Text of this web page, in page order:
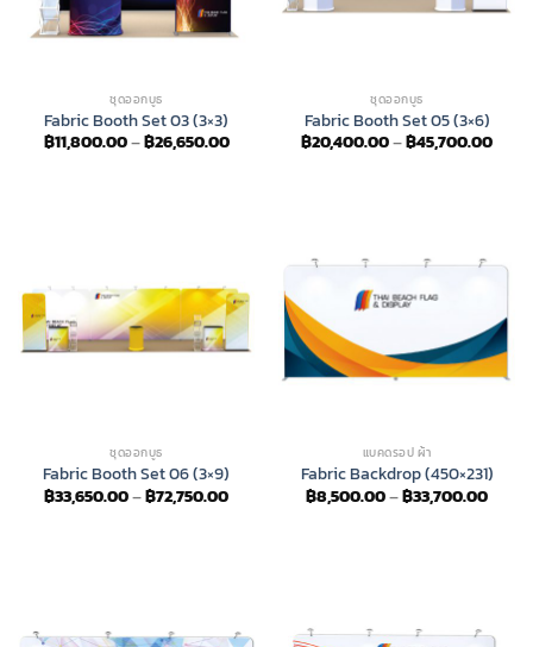
ชุดออกบูธ
Fabric Booth Set 03 (3×3)
฿11,800.00–฿26,650.00Price
ชุดออกบูธ
Fabric Booth Set 05 (3×6)
฿20,400.00–฿45,700.00Price
ชุดออกบูธ
Fabric Booth Set 06 (3×9)
฿33,650.00–฿72,750.00Price
แบคดรอป ผ้า
Fabric Backdrop (450×231)
฿8,500.00–฿33,700.00Price